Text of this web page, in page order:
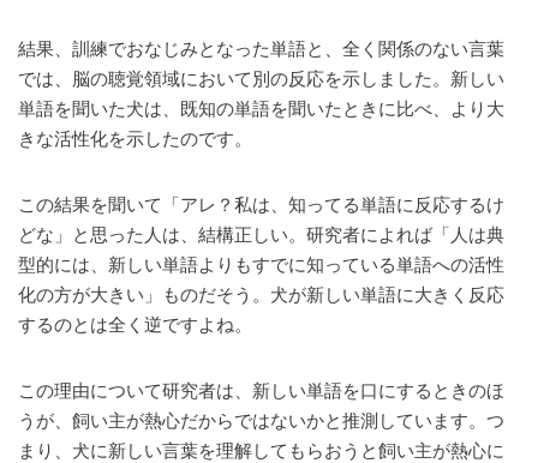
結果、訓練でおなじみとなった単語と、全く関係のない言葉
では、脳の聴覚領域において別の反応を示しました。新しい
単語を聞いた犬は、既知の単語を聞いたときに比べ、より大
きな活性化を示したのです。
この結果を聞いて「アレ？私は、知ってる単語に反応するけ
どな」と思った人は、結構正しい。研究者によれば「人は典
型的には、新しい単語よりもすでに知っている単語への活性
化の方が大きい」ものだそう。犬が新しい単語に大きく反応
するのとは全く逆ですよね。
この理由について研究者は、新しい単語を口にするときのほ
うが、飼い主が熱心だからではないかと推測しています。つ
まり、犬に新しい言葉を理解してもらおうと飼い主が熱心に